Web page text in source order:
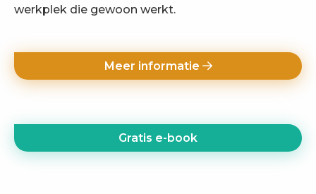
werkplek die gewoon werkt.
Meer informatie
Gratis e-book